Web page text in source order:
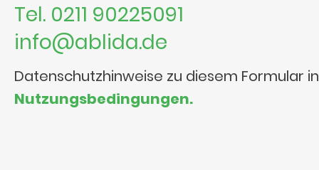
Tel. 0211 90225091
info@ablida.de
Datenschutzhinweise zu diesem Formular
Nutzungsbedingungen.